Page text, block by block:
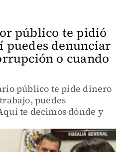
público te pidió
puedes denunciar
o cuando
público te pide dinero
puedes
te decimos dónde y